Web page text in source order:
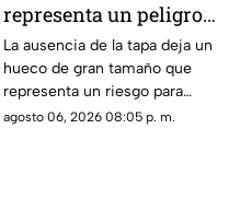
representa un peligro
en avenida Miguel
López de Legaspi
La ausencia de la tapa deja un
hueco de gran tamaño que
representa un riesgo para
automovilistas, motociclistas,
agosto 06, 2026 08:05 p. m.